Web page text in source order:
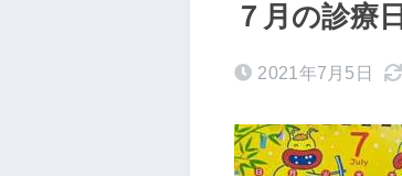
７月の診療日
2021年7月5日